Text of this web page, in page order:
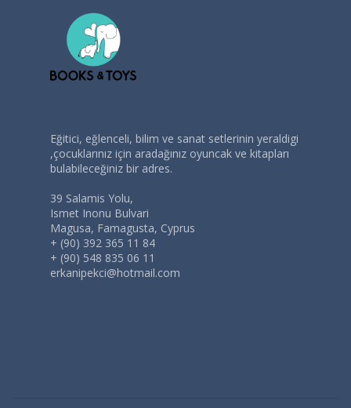
Eğitici, eğlenceli, bilim ve sanat setlerinin yeraldigi
,çocuklarınız için aradağınız oyuncak ve kitapları
bulabileceğiniz bir adres.
39 Salamis Yolu,
Ismet Inonu Bulvari
Magusa, Famagusta, Cyprus
+ (90) 392 365 11 84
+ (90) 548 835 06 11
erkanipekci@hotmail.com